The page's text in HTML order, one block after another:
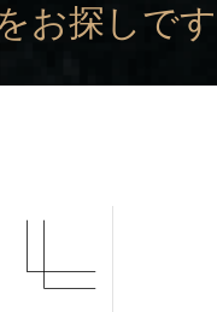
お探しで